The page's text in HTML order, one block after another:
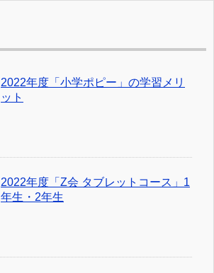
2022年度「小学ポピー」の学習メリ
ット
2022年度「Z会 タブレットコース」1
年生・2年生